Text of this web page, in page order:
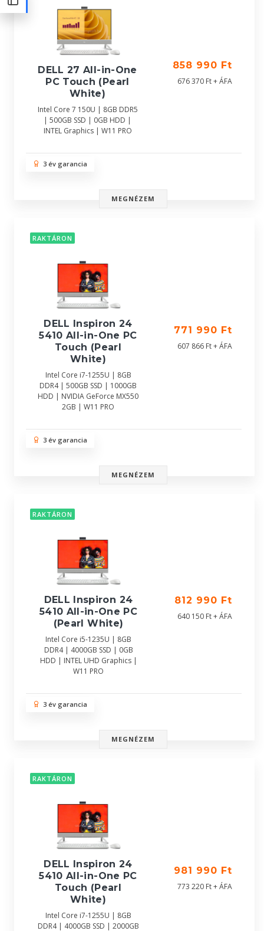
DELL 27 All-in-One
PC Touch (Pearl
White)
Intel Core 7 150U | 8GB DDR5
| 500GB SSD | 0GB HDD |
INTEL Graphics | W11 PRO
858 990 Ft
676 370 Ft + ÁFA
3 év garancia
MEGNÉZEM
RAKTÁRON
DELL Inspiron 24
5410 All-in-One PC
Touch (Pearl
White)
Intel Core i7-1255U | 8GB
DDR4 | 500GB SSD | 1000GB
HDD | NVIDIA GeForce MX550
2GB | W11 PRO
771 990 Ft
607 866 Ft + ÁFA
3 év garancia
MEGNÉZEM
RAKTÁRON
DELL Inspiron 24
5410 All-in-One PC
(Pearl White)
Intel Core i5-1235U | 8GB
DDR4 | 4000GB SSD | 0GB
HDD | INTEL UHD Graphics |
W11 PRO
812 990 Ft
640 150 Ft + ÁFA
3 év garancia
MEGNÉZEM
RAKTÁRON
DELL Inspiron 24
5410 All-in-One PC
Touch (Pearl
White)
Intel Core i7-1255U | 8GB
DDR4 | 4000GB SSD | 2000GB
981 990 Ft
773 220 Ft + ÁFA